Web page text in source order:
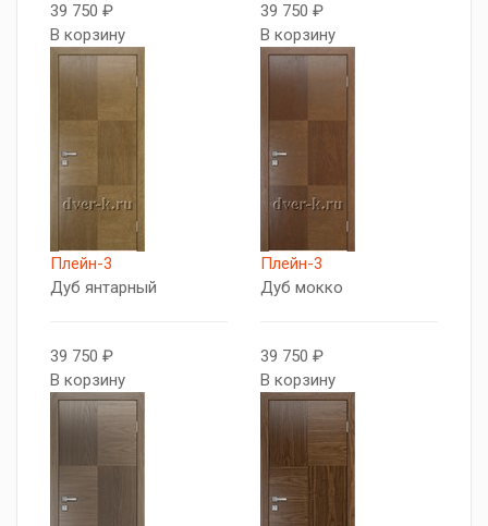
39 750 ₽
В корзину
39 750 ₽
В корзину
Плейн-3
Дуб янтарный
39 750 ₽
В корзину
Плейн-3
Дуб мокко
39 750 ₽
В корзину